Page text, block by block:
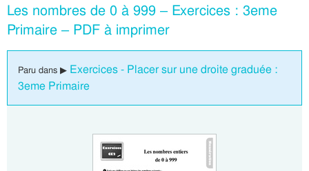
Les nombres de 0 à 999 – Exercices : 3eme
Primaire – PDF à imprimer
Paru dans ▶ Exercices - Placer sur une droite graduée :
3eme Primaire